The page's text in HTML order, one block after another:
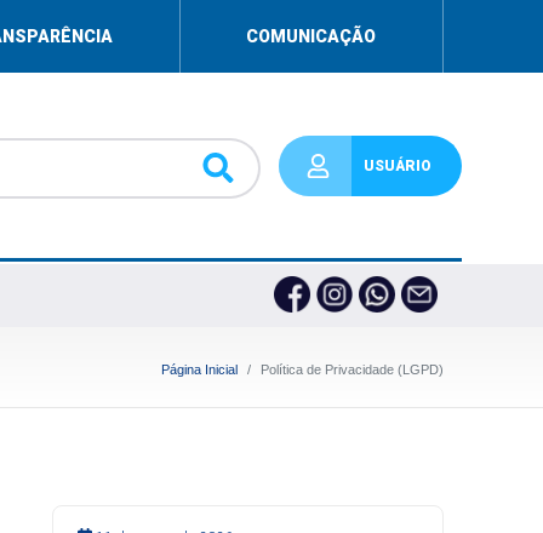
COMUNICAÇÃO
USUÁRIO
Página Inicial Política de Privacidade (LGPD)